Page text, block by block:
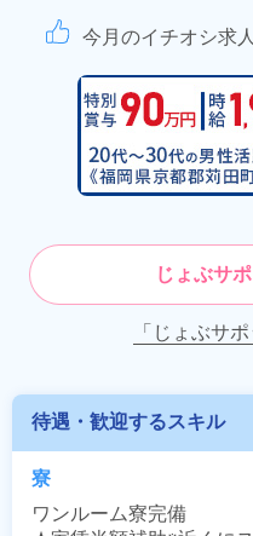
今月のイチオシ求人
じょぶサ
「じょぶサ
待遇・歓迎するスキル
寮
ワンルーム寮完備